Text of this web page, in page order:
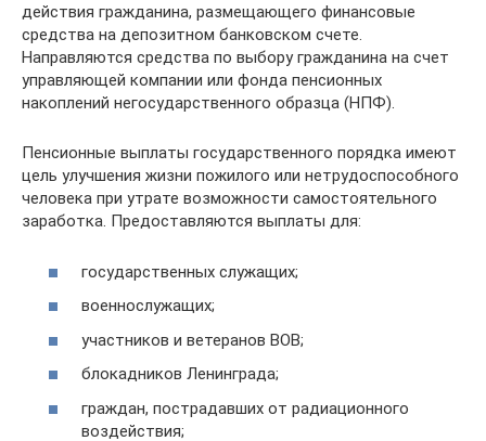
действия гражданина, размещающего финансовые
средства на депозитном банковском счете.
Направляются средства по выбору гражданина на счет
управляющей компании или фонда пенсионных
накоплений негосударственного образца (НПФ).
Пенсионные выплаты государственного порядка имеют
цель улучшения жизни пожилого или нетрудоспособного
человека при утрате возможности самостоятельного
заработка. Предоставляются выплаты для:
государственных служащих;
военнослужащих;
участников и ветеранов ВОВ;
блокадников Ленинграда;
граждан, пострадавших от радиационного
воздействия;